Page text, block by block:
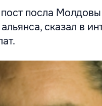
посла
сказал в